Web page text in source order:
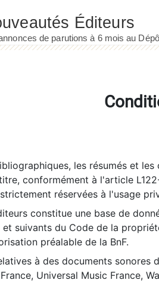
les résumés et
conformément à l'article
réservées à l'usage
constitue une base de
et suivants du Code de la
préalable de la BnF.
à des documents sonores
Universal Music France,